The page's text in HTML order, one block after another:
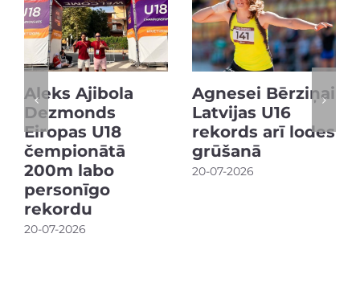
Aleks Ajibola
Dezmonds
Eiropas U18
čempionātā
200m labo
personīgo
rekordu
20-07-2026
Agnesei Bērziņai
Latvijas U16
rekords arī lodes
grūšanā
20-07-2026